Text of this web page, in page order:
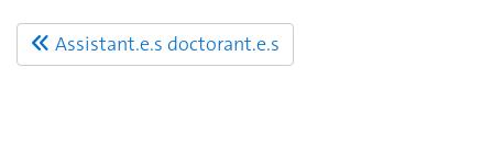
Assistant.e.s doctorant.e.s